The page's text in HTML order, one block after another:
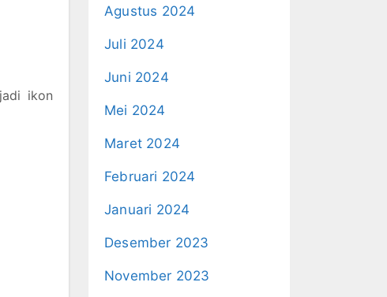
ikon
Agustus 2024
Juli 2024
Juni 2024
Mei 2024
Maret 2024
Februari 2024
Januari 2024
Desember 2023
November 2023